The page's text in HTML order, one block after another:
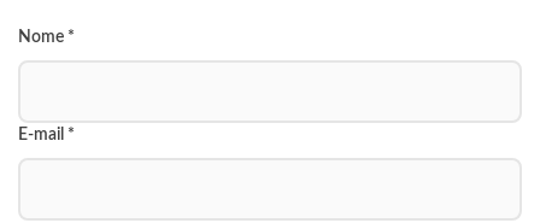
Nome *
E-mail *